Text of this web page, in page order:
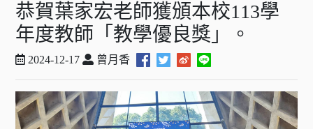
恭賀葉家宏老師獲頒本校113學
年度教師「教學優良獎」。
2024-12-17 曾月香